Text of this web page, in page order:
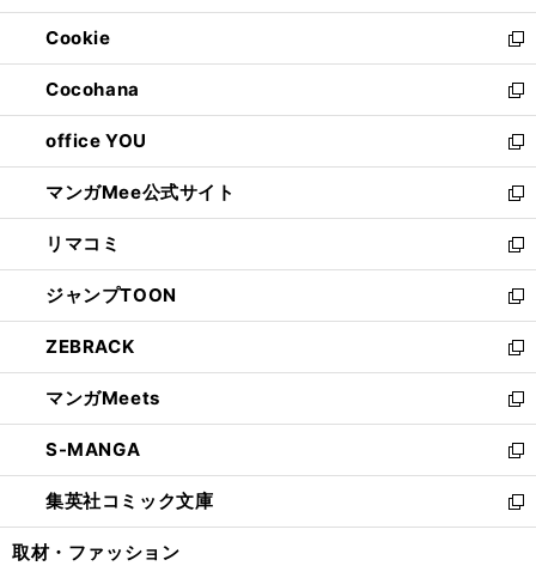
開
く
ウ
で
開
く
ン
ド
ウ
で
開
く
ウ
ィ
ン
ド
ウ
で
開
く
Cookie
新
し
い
ウ
ィ
ン
ド
ウ
で
開
く
Cocohana
新
し
い
ウ
ィ
ン
ド
ウ
で
開
く
office YOU
新
し
い
ウ
ィ
ン
ド
ウ
で
開
く
マンガMee公式サイト
新
し
い
ウ
ィ
ン
ド
ウ
で
開
く
リマコミ
新
し
い
ウ
ィ
ン
ド
ウ
で
開
く
ジャンプTOON
新
し
い
ウ
ィ
ン
ド
ウ
で
開
ZEBRACK
新
し
い
ウ
ィ
ン
ド
ウ
マンガMeets
新
し
い
ウ
ィ
ン
S-MANGA
新
し
い
ウ
集英社コミック文庫
新
し
取材・ファッション